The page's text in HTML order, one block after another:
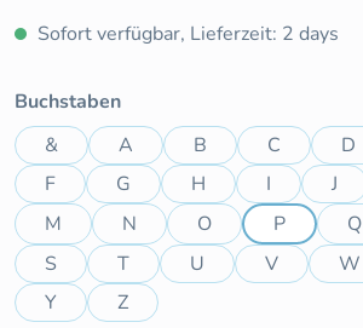
Sofort verfügbar, Lieferzeit: 2 days
Buchstabenauswählen
&
A B C D
F
G H I J
M
N O P Q
S
T U V W
Y
Z